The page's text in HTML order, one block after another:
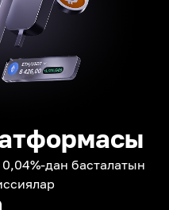
дан басталатын